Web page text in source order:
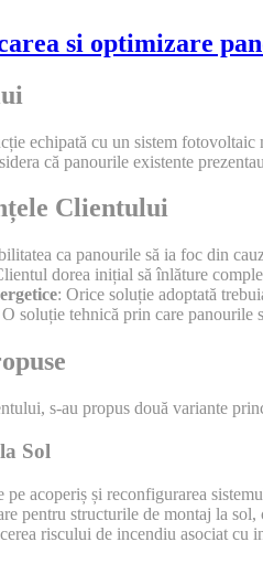
si optimizare
echipată cu un sistem
că panourile existente
Clientului
ca panourile să ia foc din
dorea inițial să înlăture
: Orice soluție adoptată
O soluție tehnică prin care panourile
s-au propus două variante
Sol
acoperiș și reconfigurarea
pentru structurile de montaj la sol,
riscului de incendiu asociat cu